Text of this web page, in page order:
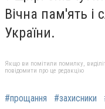
Вічна пам'ять і
України.
Якщо ви помітили помилку,
повідомити про це редакцію
#прощання #захисники